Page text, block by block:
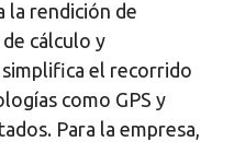
la rendición de
cálculo y
el recorrido
como GPS y
Para la empresa,